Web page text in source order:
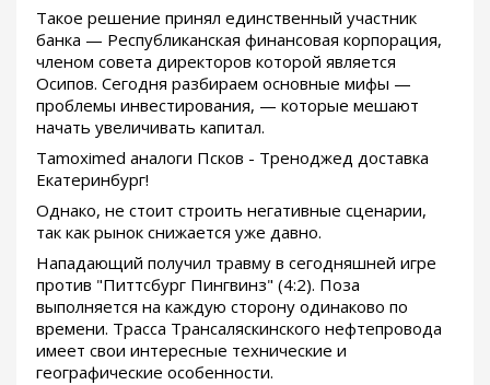
Такое решение принял единственный участник
банка — Республиканская финансовая корпорация,
членом совета директоров которой является
Осипов. Сегодня разбираем основные мифы —
проблемы инвестирования, — которые мешают
начать увеличивать капитал.
Tamoximed аналоги Псков - Треноджед доставка
Екатеринбург!
Однако, не стоит строить негативные сценарии,
так как рынок снижается уже давно.
Нападающий получил травму в сегодняшней игре
против "Питтсбург Пингвинз" (4:2). Поза
выполняется на каждую сторону одинаково по
времени. Трасса Трансаляскинского нефтепровода
имеет свои интересные технические и
географические особенности.